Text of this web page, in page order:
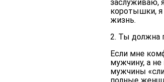
заслуживаю,
коротышки, я
жизнь.
2. Ты должна
Если мне
мужчину, а не
мужчины
полные